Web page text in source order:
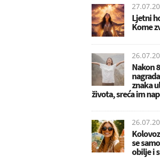
Ljetni
Kome
Nakon
znaka
života, sreća im
se
obilje i